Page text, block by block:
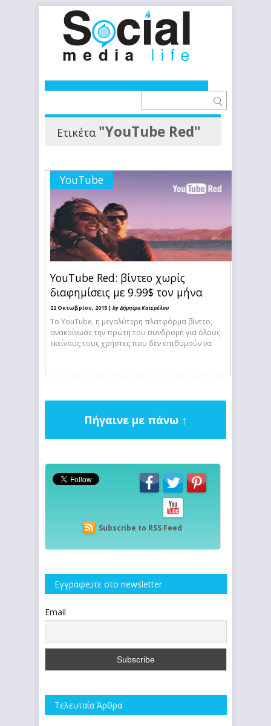
Ετικέτα "YouTube Red"
YouTube
YouTube Red: βίντεο χωρίς
διαφημίσεις με 9.99$ τον μήνα
22 Οκτωβρίου, 2015 | by Δήμητρα Κατερέλου
Το YouTube, η μεγαλύτερη πλατφόρμα βίντεο,
ανακοίνωσε την πρώτη του συνδρομή για όλους
εκείνους τους χρήστες που δεν επιθυμούν να
Πήγαινε με πάνω ↑
Subscribe to RSS Feed
Εγγραφe;iτε στο newsletter
Email
Τελευταία Άρθρα